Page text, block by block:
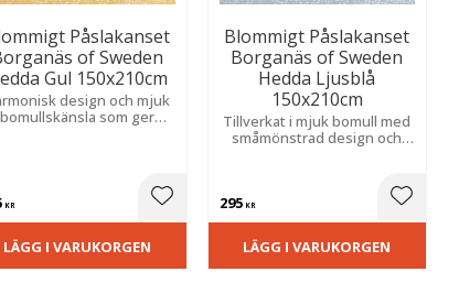
Påslakanset
of Sweden
Gul 150x210cm
design och mjuk
bomullskänsla som ger
KR Lägg till i favoriter
LÄGG I VARUKORGEN
Blommigt Påslakanset
Borganäs of Sweden
Hedda Ljusblå
150x210cm
Tillverkat i mjuk bomull med
småmönstrad design och
295KR Lägg
LÄGG I VARUKORGEN